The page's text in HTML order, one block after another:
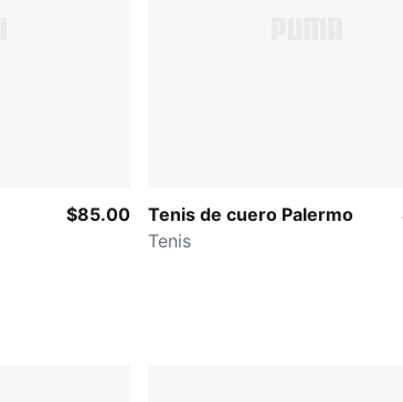
$85.00
Tenis de cuero Palermo
Tenis